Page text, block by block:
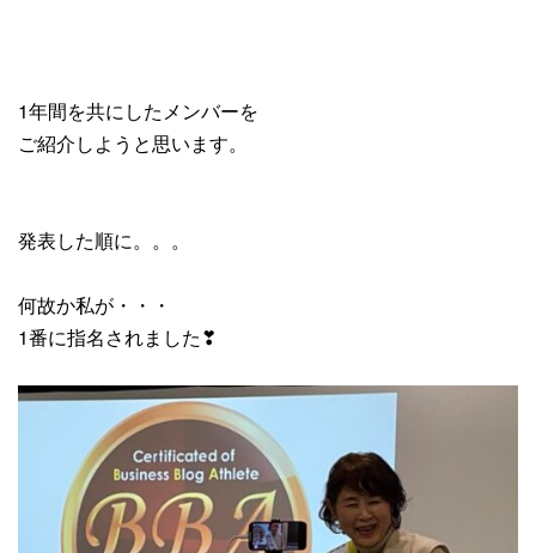
1年間を共にしたメンバーを
ご紹介しようと思います。
発表した順に。。。
何故か私が・・・
1番に指名されました❣